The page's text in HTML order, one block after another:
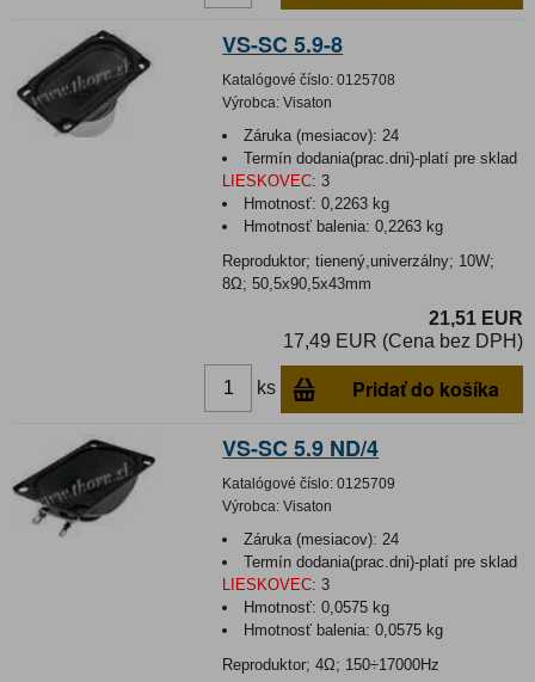
VS-SC 5.9-8
Katalógové číslo: 0125708
Výrobca: Visaton
Záruka (mesiacov): 24
Termín dodania(prac.dni)-platí pre sklad
LIESKOVEC: 3
Hmotnosť:0,2263 kg
Hmotnosť balenia:0,2263 kg
Reproduktor; tienený,univerzálny; 10W;
8Ω; 50,5x90,5x43mm
21,51 EUR
17,49 EUR (Cena bez DPH)
ks Pridať do košíka
VS-SC 5.9 ND/4
Katalógové číslo: 0125709
Výrobca: Visaton
Záruka (mesiacov): 24
Termín dodania(prac.dni)-platí pre sklad
LIESKOVEC: 3
Hmotnosť:0,0575 kg
Hmotnosť balenia:0,0575 kg
Reproduktor; 4Ω; 150÷17000Hz